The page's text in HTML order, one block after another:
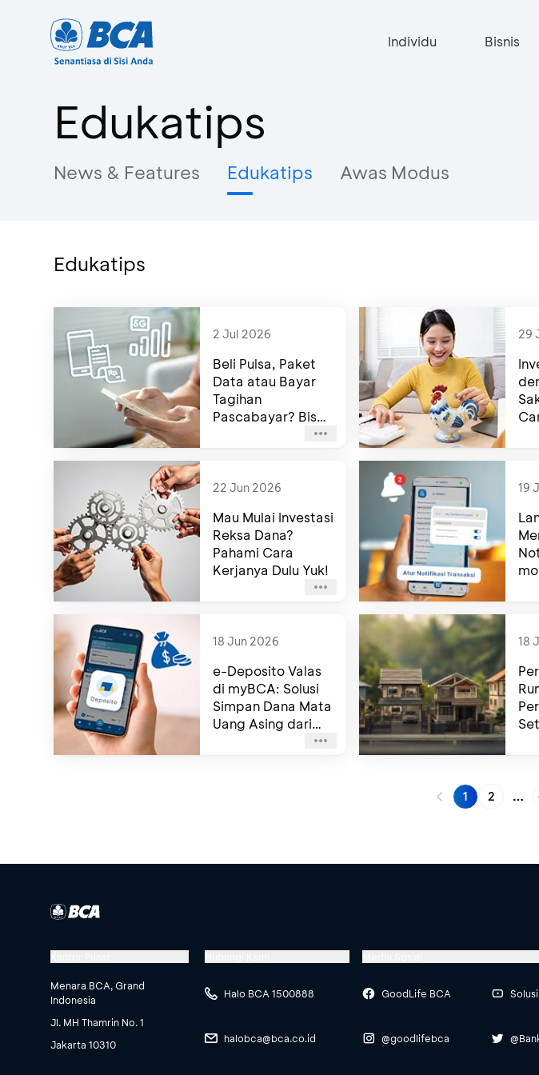
Individu Bisnis
Edukatips
News & Features Edukatips Awas Modus
Edukatips
2 Jul 2026
Beli Pulsa, Paket
Data atau Bayar
Tagihan
Pascabayar? Bisa
di e-Channel BCA!
29
22 Jun 2026
Mau Mulai Investasi
Reksa Dana?
Pahami Cara
Kerjanya Dulu Yuk!
19
18 Jun 2026
e-Deposito Valas
di myBCA: Solusi
Simpan Dana Mata
Uang Asing dari
18
1 2
Menara BCA, Grand
Indonesia
Jl. MH Thamrin No. 1
Jakarta 10310
Halo BCA 1500888
halobca@bca.co.id
GoodLife BCA
@goodlifebca